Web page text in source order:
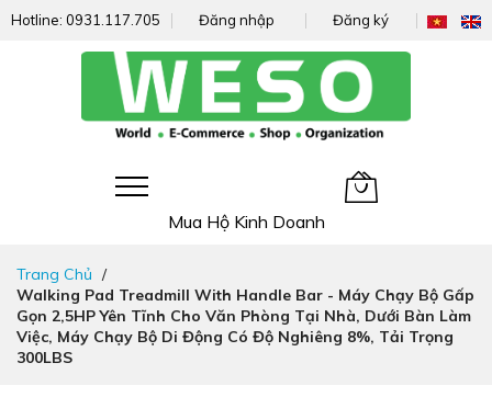
Hotline: 0931.117.705 Đăng nhập Đăng ký
Mua Hộ Kinh Doanh
nhanh
đến
nội
dung
Trang Chủ
Walking Pad Treadmill With Handle Bar - Máy Chạy Bộ Gấp
Gọn 2,5HP Yên Tĩnh Cho Văn Phòng Tại Nhà, Dưới Bàn Làm
Việc, Máy Chạy Bộ Di Động Có Độ Nghiêng 8%, Tải Trọng
300LBS